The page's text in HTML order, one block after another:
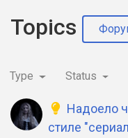
Topics
Type Status
Надоело
стиле